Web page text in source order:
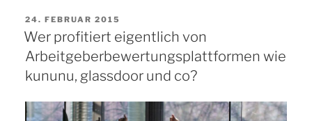
VERÖFFENTLICHT
AM
24. FEBRUAR 2015
Wer profitiert eigentlich von
Arbeitgeberbewertungsplattformen wie
kununu, glassdoor und co?